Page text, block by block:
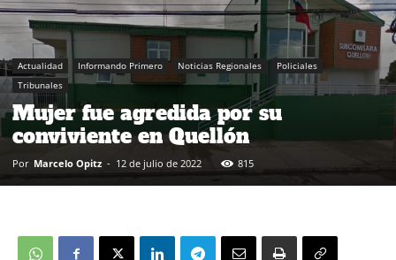
Actualidad Informando Primero Noticias Regionales
Policiales
Tribunales
Mujer fue agredida por su
conviviente en Quellón
Por Marcelo Opitz - 12 de julio de 2022 815